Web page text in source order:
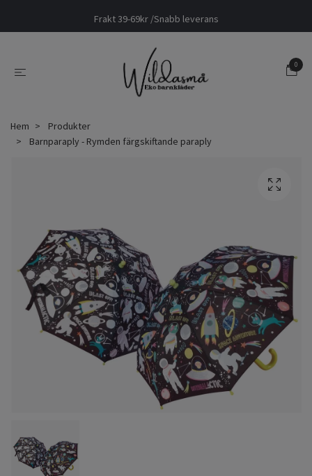
Frakt 39-69kr /Snabb leverans
0
Hem
Produkter
Barnparaply - Rymden färgskiftande paraply